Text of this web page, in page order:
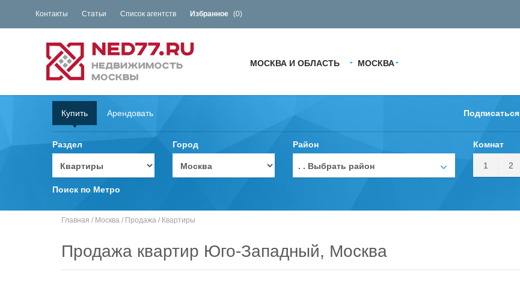
Контакты Статьи Список агентств Избранное (0)
МОСКВА И ОБЛАСТЬ МОСКВА
Купить Арендовать Подписаться
Раздел Город Район
. . Выбрать район
Комнат
1 2
Поиск по Метро
Главная / Москва / Продажа / Квартиры
Продажа квартир Юго-Западный, Москва